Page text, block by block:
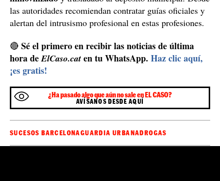
las autoridades recomiendan contratar guías oficiales y
alertan del intrusismo profesional en estas profesiones.
🔴 Sé el primero en recibir las noticias de última
hora deElCaso.cat en tu WhatsApp. Haz clic aquí,
¡es gratis!
¿Ha pasado algo que aún no sale en EL CASO?
AVÍSANOS DESDE AQUÍ
SUCESOS BARCELONAGUARDIA URBANADROGAS